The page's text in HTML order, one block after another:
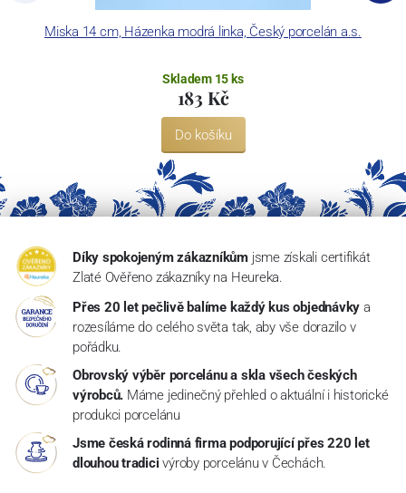
Miska 14 cm, Házenka modrá linka, Český porcelán a.s.
Skladem 15 ks
183 Kč
Do košíku
Díky spokojeným zákazníkům jsme získali certifikát
Zlaté Ověřeno zákazníky na Heureka.
Přes 20 let pečlivě balíme každý kus objednávky a
rozesíláme do celého světa tak, aby vše dorazilo v
pořádku.
Obrovský výběr porcelánu a skla všech českých
výrobců. Máme jedinečný přehled o aktuální i historické
produkci porcelánu
Jsme česká rodinná firma podporující přes 220 let
dlouhou tradici výroby porcelánu v Čechách.